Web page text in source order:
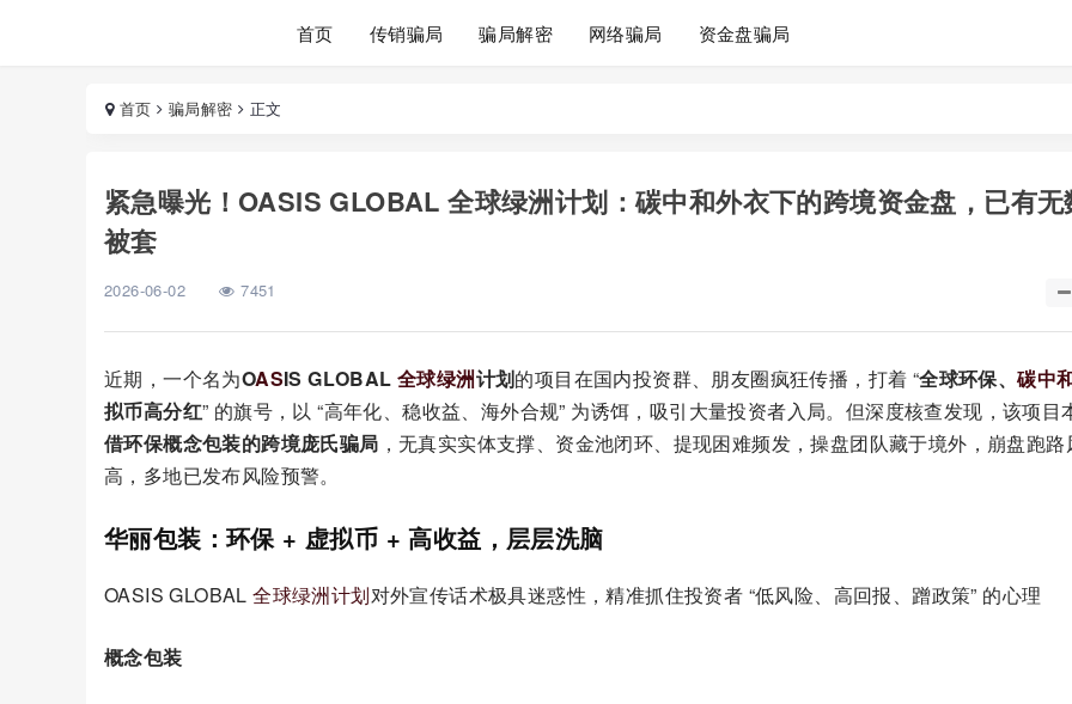
首页 传销骗局 骗局解密 网络骗局 资金盘骗局
首页 骗局解密 正文
紧急曝光！OASIS GLOBAL 全球绿洲计划：碳中和外衣下的跨境资金盘，已有无
被套
2026-06-02 7451
近期，一个名为OASIS GLOBAL全球绿洲计划的项目在国内投资群、朋友圈疯狂传播，打着 “全球环保、碳中
拟币高分红” 的旗号，以 “高年化、稳收益、海外合规” 为诱饵，吸引大量投资者入局。但深度核查发现，该项目
借环保概念包装的跨境庞氏骗局 ，无真实实体支撑、资金池闭环、提现困难频发，操盘团队藏于境外，崩盘跑路
高，多地已发布风险预警。
华丽包装：环保 + 虚拟币 + 高收益，层层洗脑
OASIS GLOBAL全球绿洲计划对外宣传话术极具迷惑性，精准抓住投资者 “低风险、高回报、蹭政策” 的心理
概念包装